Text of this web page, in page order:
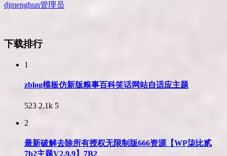
djmenghun管理员
下载排行
1
zblog模板仿新版糗事百科笑话网站自适应主题
523 2.1k 5
2
最新破解去除所有授权无限制版666资源【WP柒比贰
7b2主题V2.9.9】7B2